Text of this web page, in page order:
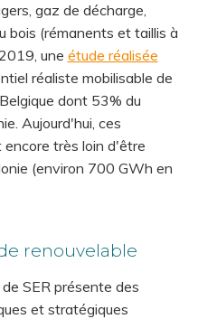
gaz de décharge,
bois (rémanents et taillis à
une étude réalisée
réaliste mobilisable de
dont 53% du
Aujourd'hui, ces
très loin d'être
(environ 700 GWh en
renouvelable
SER présente des
et stratégiques